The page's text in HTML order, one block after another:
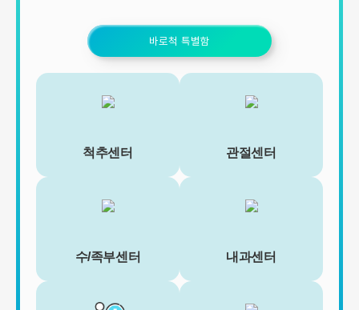
바로척 특별함
척추센터 관절센터
수/족부센터 내과센터
하는 동안 이용자의 개인정보를 계속 보유하며 서비스의 제공 등을
위해 이용합니다. 이용자의 개인정보는 원칙적으로 개인정보의 수집
및 이용목적이 달성되거나 이용자가 직접 삭제, 수정 또는 회원 탈퇴
한 경우에 재생할 수 없는 방법으로 파기합니다.
에서 정한 일정한 기간 동안 회원정보를 보관합니다. 이 경우 연세바
로척병원은 보관하는 정보를 그 보관의 목적으로만 이용하며 보존기
간은 아래와 같습니다.
여 보존할 필요성이 있는 경우에는 귀하의 개인정보를 보유할 수 있
습니다.
- 소비자의 불만 또는 분쟁처리에 관한 기록 : 3년 (전자상거래 등에
서의 소비자보호에 관한 법률)